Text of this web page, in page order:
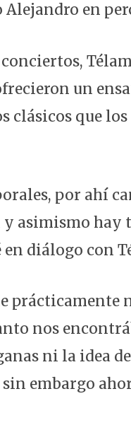
Alejandro en
un
clásicos que
por ahí
asimismo hay
diálogo con
prácticamente
nos
ni la idea
embargo